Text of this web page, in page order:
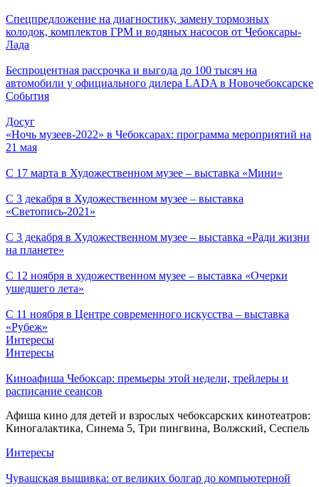
Спецпредложение на диагностику, замену тормозных
колодок, комплектов ГРМ и водяных насосов от Чебоксары-
Лада
Беспроцентная рассрочка и выгода до 100 тысяч на
автомобили у официального дилера LADA в Новочебоксарске
События
Досуг
«Ночь музеев-2022» в Чебоксарах: программа мероприятий на
21 мая
С 17 марта в Художественном музее – выставка «Мини»
С 3 декабря в Художественном музее – выставка
«Светопись-2021»
С 3 декабря в Художественном музее – выставка «Ради жизни
на планете»
С 12 ноября в художественном музее – выставка «Очерки
ушедшего лета»
С 11 ноября в Центре современного искусства – выставка
«Рубеж»
Интересы
Интересы
Киноафиша Чебоксар: премьеры этой недели, трейлеры и
расписание сеансов
Афиша кино для детей и взрослых чебоксарских кинотеатров:
Киногалактика, Синема 5, Три пингвина, Волжский, Сеспель
Интересы
Чувашская вышивка: от великих болгар до компьютерной